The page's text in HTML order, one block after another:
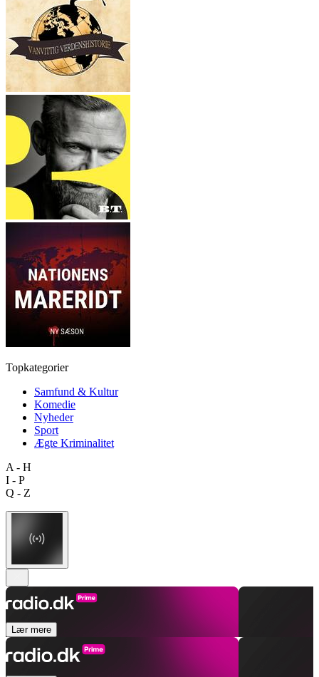
Topkategorier
Samfund & Kultur
Komedie
Nyheder
Sport
Ægte Kriminalitet
A - H
I - P
Q - Z
Lær mere